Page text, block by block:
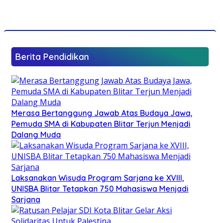
Berita Pendidikan
Merasa Bertanggung Jawab Atas Budaya Jawa,
Pemuda SMA di Kabupaten Blitar Terjun Menjadi
Dalang Muda
Laksanakan Wisuda Program Sarjana ke XVIII,
UNISBA Blitar Tetapkan 750 Mahasiswa Menjadi
Sarjana